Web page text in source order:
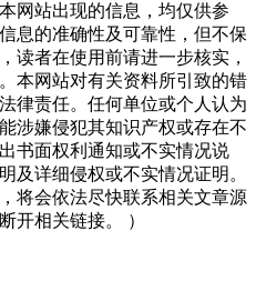
网站出现的信息，均仅供参
息的准确性及可靠性，但不保
读者在使用前请进一步核实，
本网站对有关资料所引致的错
律责任。任何单位或个人认为
涉嫌侵犯其知识产权或存在不
书面权利通知或不实情况说
及详细侵权或不实情况证明。
将会依法尽快联系相关文章源
开相关链接。 ）